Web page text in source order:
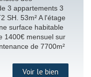
3 appartements 3
SH. 53m² A l'étage
surface habitable
1400€ mensuel sur
de 7700m²
Voir le bien